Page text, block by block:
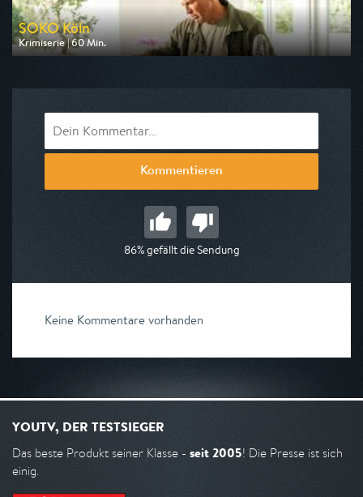
SOKO Köln
Krimiserie | 60 Min.
Ausgestrahlt von ZDF
Kommentieren
86% gefällt die Sendung
Keine Kommentare vorhanden
YOUTV, DER TESTSIEGER
Das beste Produkt seiner Klasse - seit 2005! Die Presse ist sich
einig.